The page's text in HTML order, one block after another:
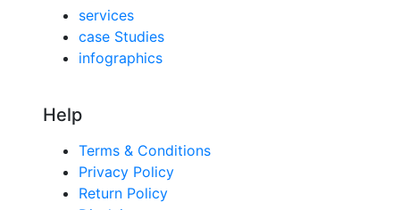
services
case Studies
infographics
Help
Terms & Conditions
Privacy Policy
Return Policy